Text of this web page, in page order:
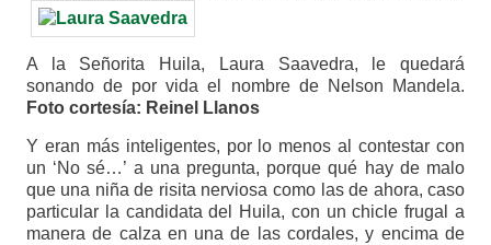
A la Señorita Huila, Laura Saavedra, le quedará
sonando de por vida el nombre de Nelson Mandela.
Foto cortesía: Reinel Llanos
Y eran más inteligentes, por lo menos al contestar con
un ‘No sé…’ a una pregunta, porque qué hay de malo
que una niña de risita nerviosa como las de ahora, caso
particular la candidata del Huila, con un chicle frugal a
manera de calza en una de las cordales, y encima de